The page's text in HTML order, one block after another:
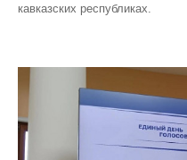
кавказских республиках.